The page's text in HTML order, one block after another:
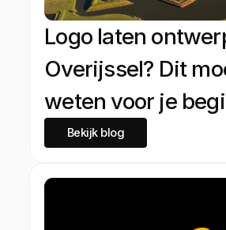
Logo laten
Overijssel? Dit
weten voor je
Bekijk blog